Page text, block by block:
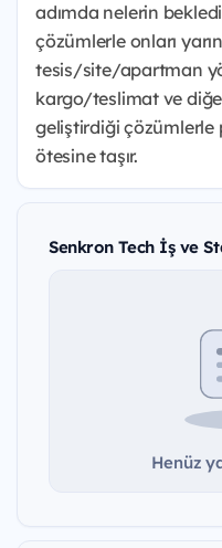
adımda nelerin
çözümlerle onları
tesis/site/apartman
kargo/teslimat ve
geliştirdiği çözümlerle
ötesine taşır.
Senkron Tech İş ve
Henüz